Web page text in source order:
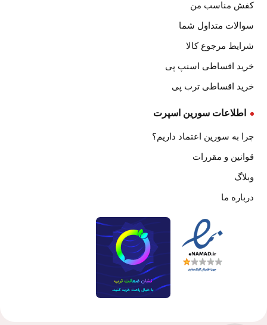
کفش مناسب من
سوالات متداول شما
شرایط مرجوع کالا
خرید اقساطی اسنپ پی
خرید اقساطی ترب پی
اطلاعات سورین اسپرت
چرا به سورین اعتماد داریم؟
قوانین و مقررات
وبلاگ
درباره ما